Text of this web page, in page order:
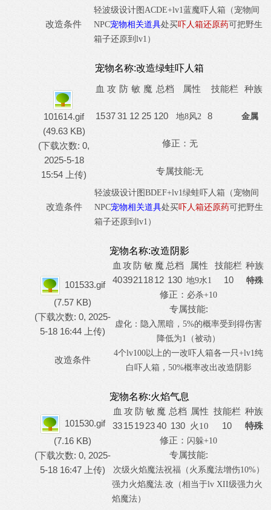
改造条件
轻波级设计图 ACDE+lv1蓝魔吓人箱（宠物间
NPC宠物相关道具处买吓人箱还原药可把野生
箱子还原到 lv1）
宠物名称:改造绿蛙吓人箱
101614.gif
(49.63 KB)
(下载次数: 0,
2025-5-18
15:54 上传)
血 攻 防 敏 魔 总档 属性 技能栏 种族
153731 12 25 120 地8风2 8 金属
修正： 无
专属技能:无
改造条件
轻波级设计图 BDEF+lv1绿蛙吓人箱（宠物间
NPC宠物相关道具处买吓人箱还原药可把野生
箱子还原到 lv1）
宠物名称:改造阴影
101533.gif
(7.57 KB)
(下载次数: 0, 2025-
5-18 16:44 上传)
血 攻防敏 魔 总档 属性 技能栏 种族
4039211812 130 地9水1 10 特殊
修正： 必杀+10
专属技能:
虚化：隐入黑暗， 5%的概率受到得伤害
降低为1（被动）
改造条件
4个lv100以上的一改吓人箱各一只+lv1纯
白吓人箱， 50%概率改出改造阴影
宠物名称:火焰气息
101530.gif
(7.16 KB)
(下载次数: 0, 2025-
5-18 16:47 上传)
血 攻 防 敏 魔 总档 属性 技能栏 种族
3315192340 130 火10 10 特殊
修正： 闪躲+10
专属技能:
次级火焰魔法祝福（火系魔法增伤10%）
强力火焰魔法.改（相当于lv XII级强力火
焰魔法）